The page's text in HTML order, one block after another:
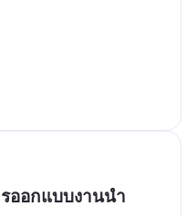
ออกแบบงานนำ